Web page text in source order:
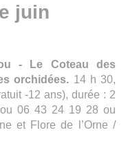
juin
- Le Coteau des
orchidées. 14 h 30,
-12 ans), durée : 2
06 43 24 19 28 ou
et Flore de l’Orne /